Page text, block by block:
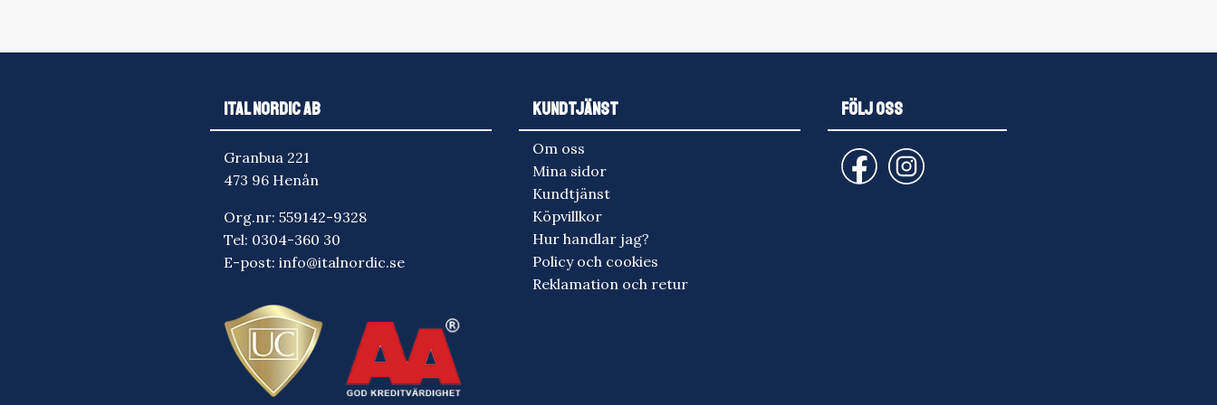
ITAL NORDIC AB
Granbua 221
473 96 Henån
Org.nr: 559142-9328
Tel: 0304-360 30
E-post:info@italnordic.se
KUNDTJÄNST
Om oss
Mina sidor
Kundtjänst
Köpvillkor
Hur handlar jag?
Policy och cookies
Reklamation och retur
FÖLJ OSS